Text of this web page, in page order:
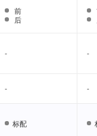
前
后
- -
- -
标配
前
后
- -
- -
标配